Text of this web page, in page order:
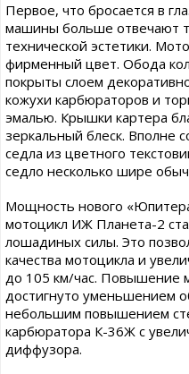
Первое, что бросается в
машины больше отвечают
технической эстетики.
фирменный цвет. Обода
покрыты слоем
кожухи карбюраторов и
эмалью. Крышки картера
зеркальный блеск. Вполне
седла из цветного
седло несколько шире
Мощность нового
мотоцикл ИЖ Планета-2
лошадиных силы. Это
качества мотоцикла и
до 105 км/час. Повышение
достигнуто уменьшением
небольшим повышением
карбюратора К-36Ж с
диффузора.